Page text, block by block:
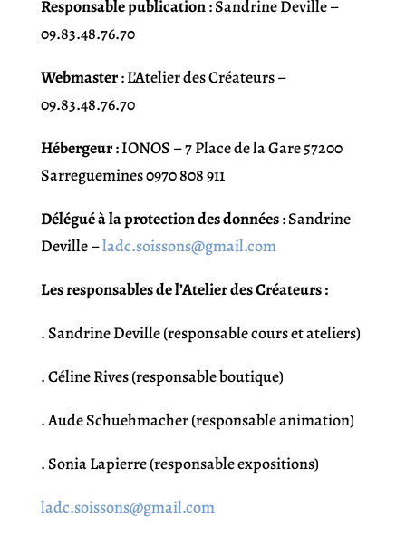
Responsable publication: Sandrine Deville –
09.83.48.76.70
Webmaster: L’Atelier des Créateurs –
09.83.48.76.70
Hébergeur: IONOS – 7 Place de la Gare 57200
Sarreguemines 0970 808 911
Délégué à la protection des données: Sandrine
Deville –ladc.soissons@gmail.com
Les responsables de l’Atelier des Créateurs :
. Sandrine Deville (responsable cours et ateliers)
. Céline Rives (responsable boutique)
. Aude Schuehmacher (responsable animation)
. Sonia Lapierre (responsable expositions)
ladc.soissons@gmail.com